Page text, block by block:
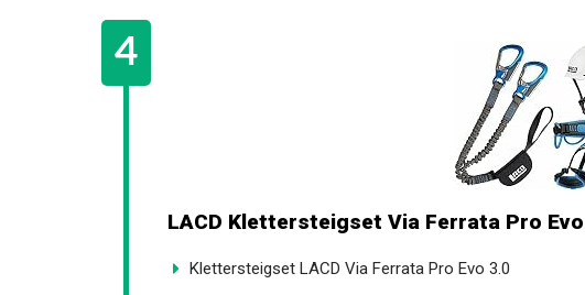
LACD Klettersteigset Via Ferrata Pro
Klettersteigset LACD Via Ferrata Pro Evo 3.0